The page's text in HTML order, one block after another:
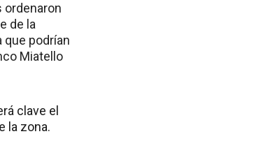
ordenaron
de la
que podrían
Miatello
clave el
la zona.